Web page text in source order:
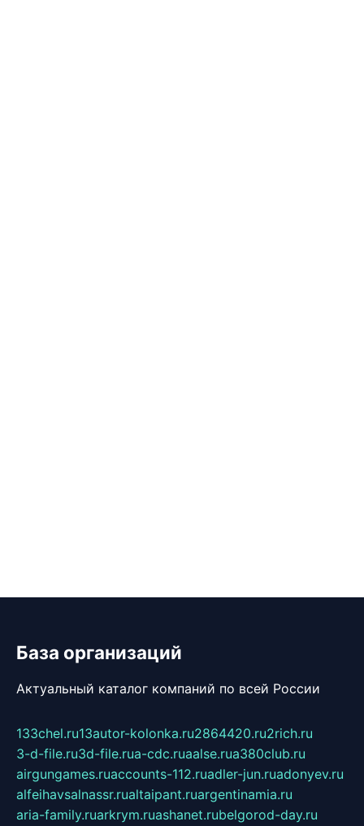
База организаций
Актуальный каталог компаний по всей России
133chel.ru13autor-kolonka.ru2864420.ru2rich.ru
3-d-file.ru3d-file.rua-cdc.ruaalse.rua380club.ru
airgungames.ruaccounts-112.ruadler-jun.ruadonyev.ru
alfeihavsalnassr.rualtaipant.ruargentinamia.ru
aria-family.ruarkrym.ruashanet.rubelgorod-day.ru